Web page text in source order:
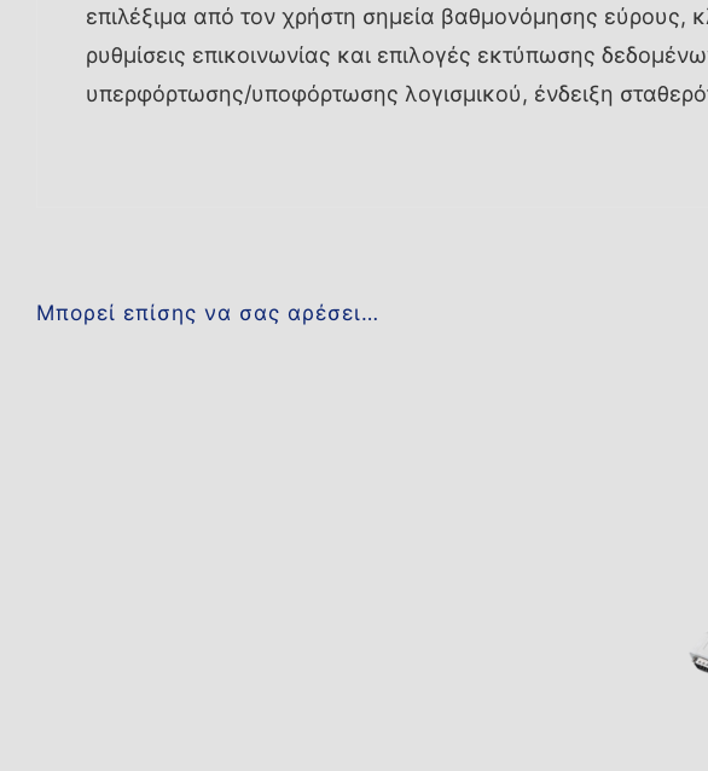
επιλέξιμα από τον χρήστη σημεία βαθμονόμησης εύρους,
ρυθμίσεις επικοινωνίας και επιλογές εκτύπωσης
υπερφόρτωσης/υποφόρτωσης λογισμικού, ένδειξη
Μπορεί επίσης να σας αρέσει…